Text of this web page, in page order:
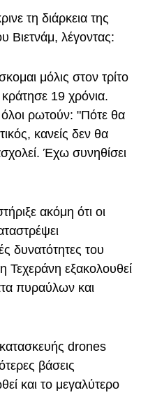
τη διάρκεια της
Βιετνάμ, λέγοντας:
μόλις στον τρίτο
19 χρόνια.
όλοι ρωτούν: "Πότε θα
κανείς δεν θα
Έχω συνηθίσει
ακόμη ότι οι
δυνατότητες του
Τεχεράνη εξακολουθεί
πυραύλων και
drones
βάσεις
και το μεγαλύτερο